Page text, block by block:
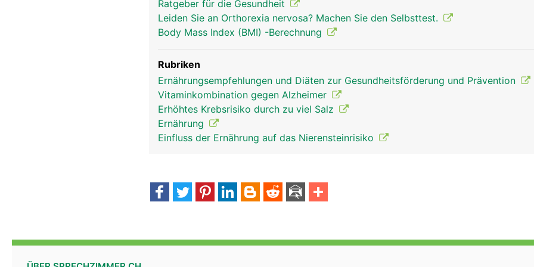
Ratgeber für die Gesundheit
Leiden Sie an Orthorexia nervosa? Machen Sie den Selbsttest.
Body Mass Index (BMI) -Berechnung
Rubriken
Ernährungsempfehlungen und Diäten zur Gesundheitsförderung und Prävention
Vitaminkombination gegen Alzheimer
Erhöhtes Krebsrisiko durch zu viel Salz
Ernährung
Einfluss der Ernährung auf das Nierensteinrisiko